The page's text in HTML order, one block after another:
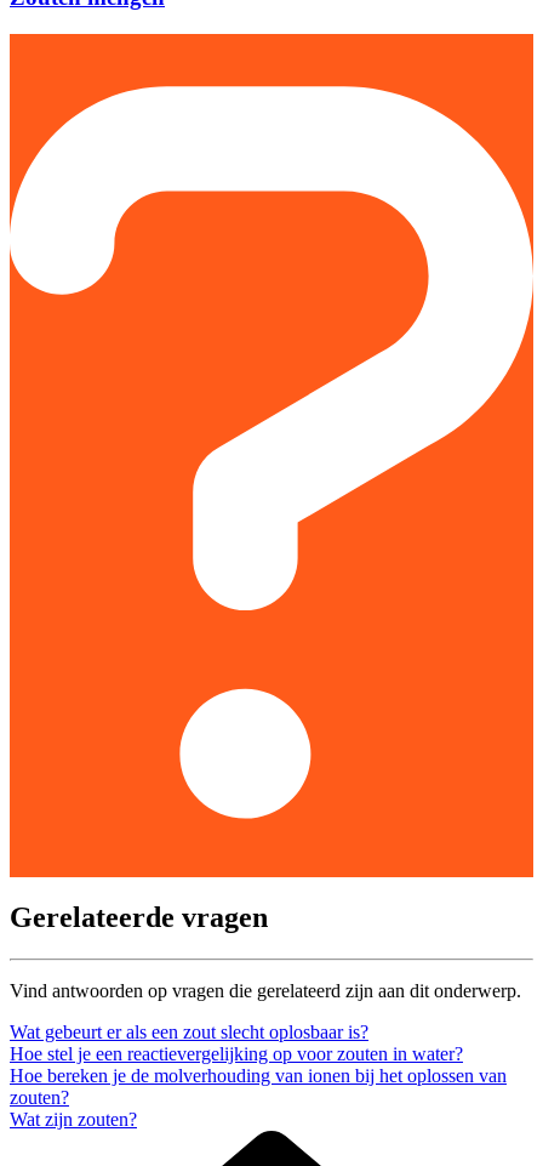
Gerelateerde vragen
Vind antwoorden op vragen die gerelateerd zijn aan dit onderwerp.
Wat gebeurt er als een zout slecht oplosbaar is?
Hoe stel je een reactievergelijking op voor zouten in water?
Hoe bereken je de molverhouding van ionen bij het oplossen van
zouten?
Wat zijn zouten?